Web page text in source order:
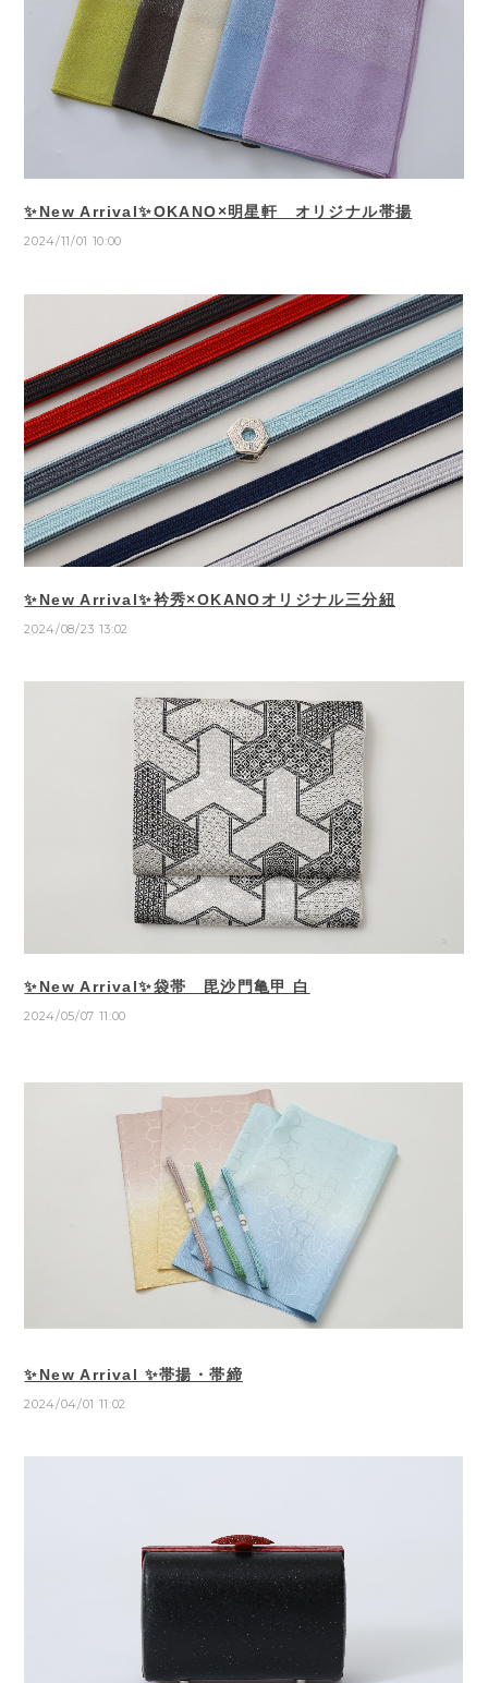
✨New Arrival✨OKANO×明星軒 オリジナル帯揚
2024/11/01 10:00
✨New Arrival✨衿秀×OKANOオリジナル三分紐
2024/08/23 13:02
✨New Arrival✨袋帯 毘沙門亀甲 白
2024/05/07 11:00
✨New Arrival ✨帯揚・帯締
2024/04/01 11:02